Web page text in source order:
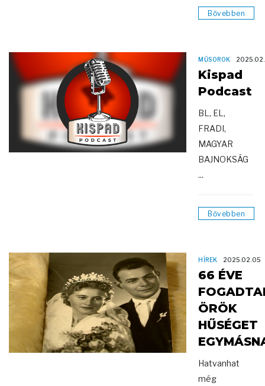
Bővebben
MŰSOROK
Kispad
Podcast
BL, EL,
FRADI,
MAGYAR
BAJNOKSÁG
...
Bővebben
HÍREK 2025.02.05
66 ÉVE
ÖRÖK
HŰSÉGET
Hatvanhat
még